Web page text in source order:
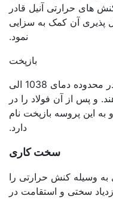
کنش های حرارتی آنیل قادر
پذیری آن کمک به سزایی
نمود.
بازپخت
4828 در محدوده دمای 1038 الی
و پس از آن فولاد را در
این پروسه بازپخت نام
دارد.
سخت کاری
کاری به وسیله کنش حرارتی را
سختی و استقامت در